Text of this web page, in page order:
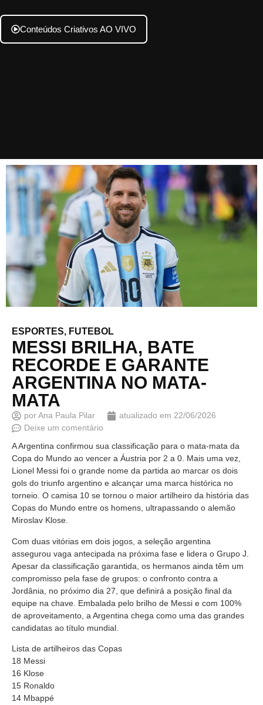
Conteúdos Criativos AO VIVO
ESPORTES, FUTEBOL
MESSI BRILHA, BATE
RECORDE E GARANTE
ARGENTINA NO MATA-
MATA
porAna Paula Pilar atualizado em 22/06/2026
Deixe um comentário
A Argentina confirmou sua classificação para o mata-mata da
Copa do Mundo ao vencer a Áustria por 2 a 0. Mais uma vez,
Lionel Messi foi o grande nome da partida ao marcar os dois
gols do triunfo argentino e alcançar uma marca histórica no
torneio. O camisa 10 se tornou o maior artilheiro da história das
Copas do Mundo entre os homens, ultrapassando o alemão
Miroslav Klose.
Com duas vitórias em dois jogos, a seleção argentina
assegurou vaga antecipada na próxima fase e lidera o Grupo J.
Apesar da classificação garantida, os hermanos ainda têm um
compromisso pela fase de grupos: o confronto contra a
Jordânia, no próximo dia 27, que definirá a posição final da
equipe na chave. Embalada pelo brilho de Messi e com 100%
de aproveitamento, a Argentina chega como uma das grandes
candidatas ao título mundial.
Lista de artilheiros das Copas
18 Messi
16 Klose
15 Ronaldo
14 Mbappé